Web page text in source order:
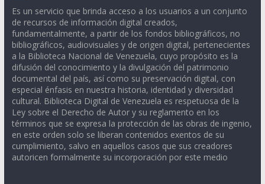
Es un servicio que brinda acceso a los usuarios a un conjunto
de recursos de información digital creados,
fundamentalmente, a partir de los fondos bibliográficos, no
bibliográficos, audiovisuales y de origen digital, pertenecientes
a la Biblioteca Nacional de Venezuela, cuyo propósito es la
difusión del conocimiento y la divulgación del patrimonio
documental del país, así como su preservación digital, con
especial énfasis en nuestra historia, identidad y diversidad
cultural. Biblioteca Digital de Venezuela es respetuosa de la
Ley sobre el Derecho de Autor y su reglamento en los
términos que se expresa la protección de las obras de ingenio,
en este orden solo se liberan contenidos exentos de su
cumplimiento, salvo en aquellos casos que sus creadores
autoricen formalmente su incorporación por este medio